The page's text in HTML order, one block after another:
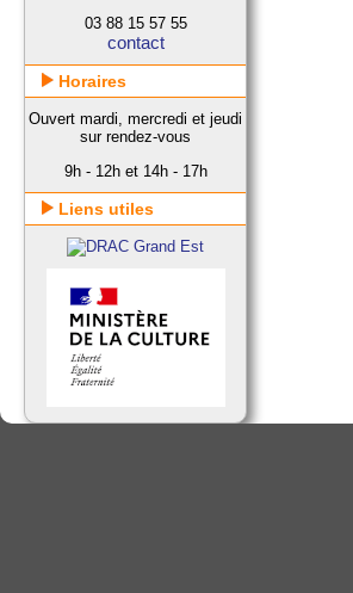
03 88 15 57 55
contact
Horaires
Ouvert mardi, mercredi et jeudi
sur rendez-vous
9h - 12h et 14h - 17h
Liens utiles